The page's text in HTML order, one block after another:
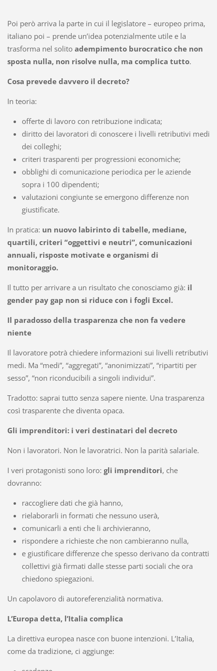
Poi però arriva la parte in cui il legislatore – europeo prima,
italiano poi – prende un’idea potenzialmente utile e la
trasforma nel solito adempimento burocratico che non
sposta nulla, non risolve nulla, ma complica tutto.
Cosa prevede davvero il decreto?
In teoria:
offerte di lavoro con retribuzione indicata;
diritto dei lavoratori di conoscere i livelli retributivi medi
dei colleghi;
criteri trasparenti per progressioni economiche;
obblighi di comunicazione periodica per le aziende
sopra i 100 dipendenti;
valutazioni congiunte se emergono differenze non
giustificate.
In pratica: un nuovo labirinto di tabelle, mediane,
quartili, criteri “oggettivi e neutri”, comunicazioni
annuali, risposte motivate e organismi di
monitoraggio.
Il tutto per arrivare a un risultato che conosciamo già: il
gender pay gap non si riduce con i fogli Excel.
Il paradosso della trasparenza che non fa vedere
niente
Il lavoratore potrà chiedere informazioni sui livelli retributivi
medi. Ma “medi”, “aggregati”, “anonimizzati”, “ripartiti per
sesso”, “non riconducibili a singoli individui”.
Tradotto: saprai tutto senza sapere niente. Una trasparenza
così trasparente che diventa opaca.
Gli imprenditori: i veri destinatari del decreto
Non i lavoratori. Non le lavoratrici. Non la parità salariale.
I veri protagonisti sono loro: gli imprenditori, che
dovranno:
raccogliere dati che già hanno,
rielaborarli in formati che nessuno userà,
comunicarli a enti che li archivieranno,
rispondere a richieste che non cambieranno nulla,
e giustificare differenze che spesso derivano da contratti
collettivi già firmati dalle stesse parti sociali che ora
chiedono spiegazioni.
Un capolavoro di autoreferenzialità normativa.
L’Europa detta, l’Italia complica
La direttiva europea nasce con buone intenzioni. L’Italia,
come da tradizione, ci aggiunge: